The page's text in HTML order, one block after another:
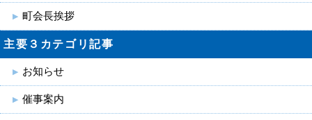
町会長挨拶
主要３カテゴリ記事
お知らせ
催事案内